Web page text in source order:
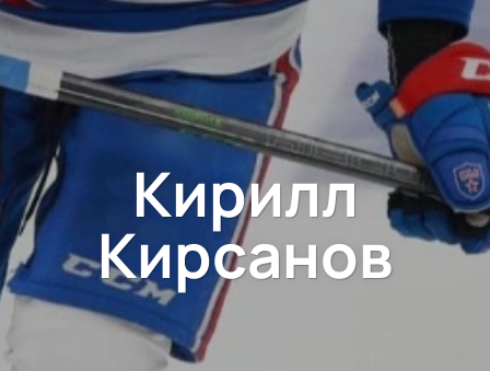
Кирилл
Кирсанов